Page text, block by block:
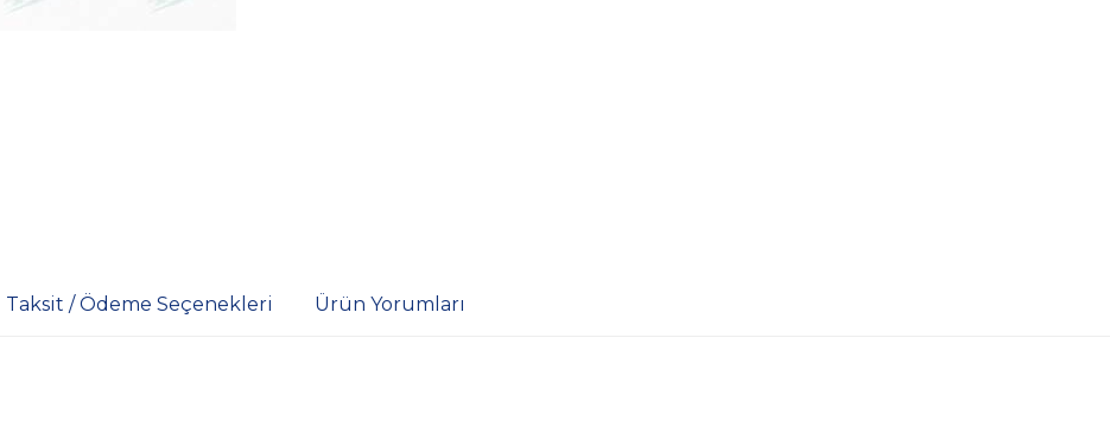
Taksit / Ödeme Seçenekleri Ürün Yorumları